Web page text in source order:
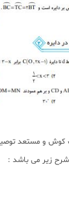
مستعد توصیه
زیر می باشد :